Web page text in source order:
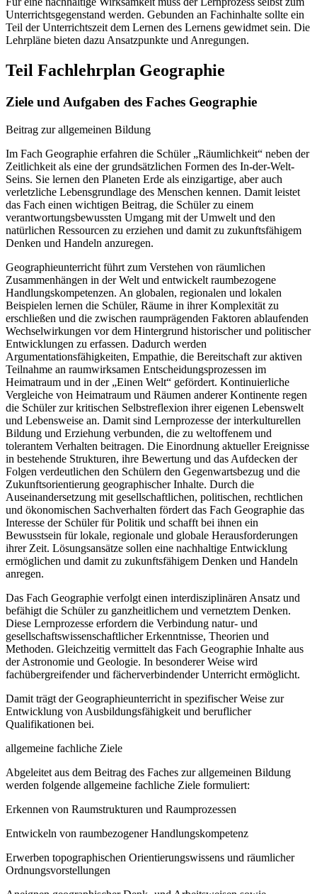
Unterrichtsgegenstand werden. Gebunden an Fachinhalte sollte ein
Teil der Unterrichtszeit dem Lernen des Lernens gewidmet sein. Die
Lehrpläne bieten dazu Ansatzpunkte und Anregungen.
Teil Fachlehrplan Geographie
Ziele und Aufgaben des Faches Geographie
Beitrag zur allgemeinen Bildung
Im Fach Geographie erfahren die Schüler „Räumlichkeit“ neben der
Zeitlichkeit als eine der grundsätzlichen Formen des In-der-Welt-
Seins. Sie lernen den Planeten Erde als einzigartige, aber auch
verletzliche Lebensgrundlage des Menschen kennen. Damit leistet
das Fach einen wichtigen Beitrag, die Schüler zu einem
verantwortungsbewussten Umgang mit der Umwelt und den
natürlichen Ressourcen zu erziehen und damit zu zukunftsfähigem
Denken und Handeln anzuregen.
Geographieunterricht führt zum Verstehen von räumlichen
Zusammenhängen in der Welt und entwickelt raumbezogene
Handlungskompetenzen. An globalen, regionalen und lokalen
Beispielen lernen die Schüler, Räume in ihrer Komplexität zu
erschließen und die zwischen raumprägenden Faktoren ablaufenden
Wechselwirkungen vor dem Hintergrund historischer und politischer
Entwicklungen zu erfassen. Dadurch werden
Argumentationsfähigkeiten, Empathie, die Bereitschaft zur aktiven
Teilnahme an raumwirksamen Entscheidungsprozessen im
Heimatraum und in der „Einen Welt“ gefördert. Kontinuierliche
Vergleiche von Heimatraum und Räumen anderer Kontinente regen
die Schüler zur kritischen Selbstreflexion ihrer eigenen Lebenswelt
und Lebensweise an. Damit sind Lernprozesse der interkulturellen
Bildung und Erziehung verbunden, die zu weltoffenem und
tolerantem Verhalten beitragen. Die Einordnung aktueller Ereignisse
in bestehende Strukturen, ihre Bewertung und das Aufdecken der
Folgen verdeutlichen den Schülern den Gegenwartsbezug und die
Zukunftsorientierung geographischer Inhalte. Durch die
Auseinandersetzung mit gesellschaftlichen, politischen, rechtlichen
und ökonomischen Sachverhalten fördert das Fach Geographie das
Interesse der Schüler für Politik und schafft bei ihnen ein
Bewusstsein für lokale, regionale und globale Herausforderungen
ihrer Zeit. Lösungsansätze sollen eine nachhaltige Entwicklung
ermöglichen und damit zu zukunftsfähigem Denken und Handeln
anregen.
Das Fach Geographie verfolgt einen interdisziplinären Ansatz und
befähigt die Schüler zu ganzheitlichem und vernetztem Denken.
Diese Lernprozesse erfordern die Verbindung natur- und
gesellschaftswissenschaftlicher Erkenntnisse, Theorien und
Methoden. Gleichzeitig vermittelt das Fach Geographie Inhalte aus
der Astronomie und Geologie. In besonderer Weise wird
fachübergreifender und fächerverbindender Unterricht ermöglicht.
Damit trägt der Geographieunterricht in spezifischer Weise zur
Entwicklung von Ausbildungsfähigkeit und beruflicher
Qualifikationen bei.
allgemeine fachliche Ziele
Abgeleitet aus dem Beitrag des Faches zur allgemeinen Bildung
werden folgende allgemeine fachliche Ziele formuliert:
Erkennen von Raumstrukturen und Raumprozessen
Entwickeln von raumbezogener Handlungskompetenz
Erwerben topographischen Orientierungswissens und räumlicher
Ordnungsvorstellungen